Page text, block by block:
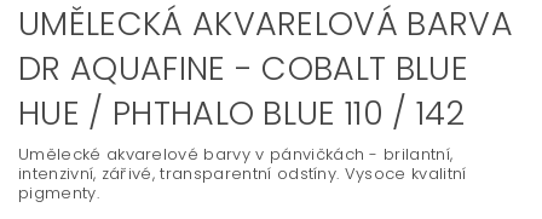
UMĚLECKÁ AKVARELOVÁ BARVA
DR AQUAFINE - COBALT BLUE
HUE / PHTHALO BLUE 110 / 142
Umělecké akvarelové barvy v pánvičkách - brilantní,
intenzivní, zářivé, transparentní odstíny. Vysoce kvalitní
pigmenty.